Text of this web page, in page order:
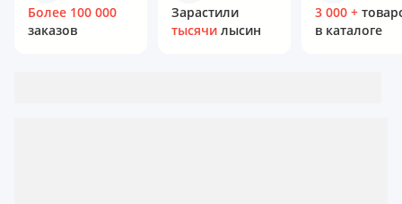
Более 100 000
заказов
Зарастили
тысячи лысин
3 000 +
в каталоге